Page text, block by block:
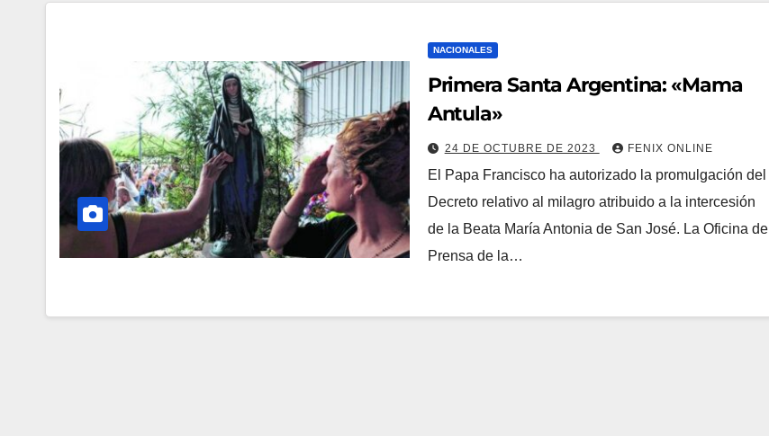
NACIONALES
Primera Santa Argentina: «Mama
Antula»
24 DE OCTUBRE DE 2023 FENIX ONLINE
El Papa Francisco ha autorizado la promulgación del
Decreto relativo al milagro atribuido a la intercesión
de la Beata María Antonia de San José. La Oficina de
Prensa de la…